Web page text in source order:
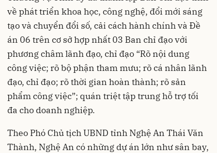
về phát triển khoa học, công nghệ, đổi mới sáng
tạo và chuyển đổi số, cải cách hành chính và Đề
án 06 trên cơ sở hợp nhất 03 Ban chỉ đạo với
phương châm lãnh đạo, chỉ đạo “Rõ nội dung
công việc; rõ bộ phận tham mưu; rõ cá nhân lãnh
đạo, chỉ đạo; rõ thời gian hoàn thành; rõ sản
phẩm công việc”; quán triệt tập trung hỗ trợ tối
đa cho doanh nghiệp.
Theo Phó Chủ tịch UBND tỉnh Nghệ An Thái Văn
Thành, Nghệ An có những dự án lớn như sân bay,